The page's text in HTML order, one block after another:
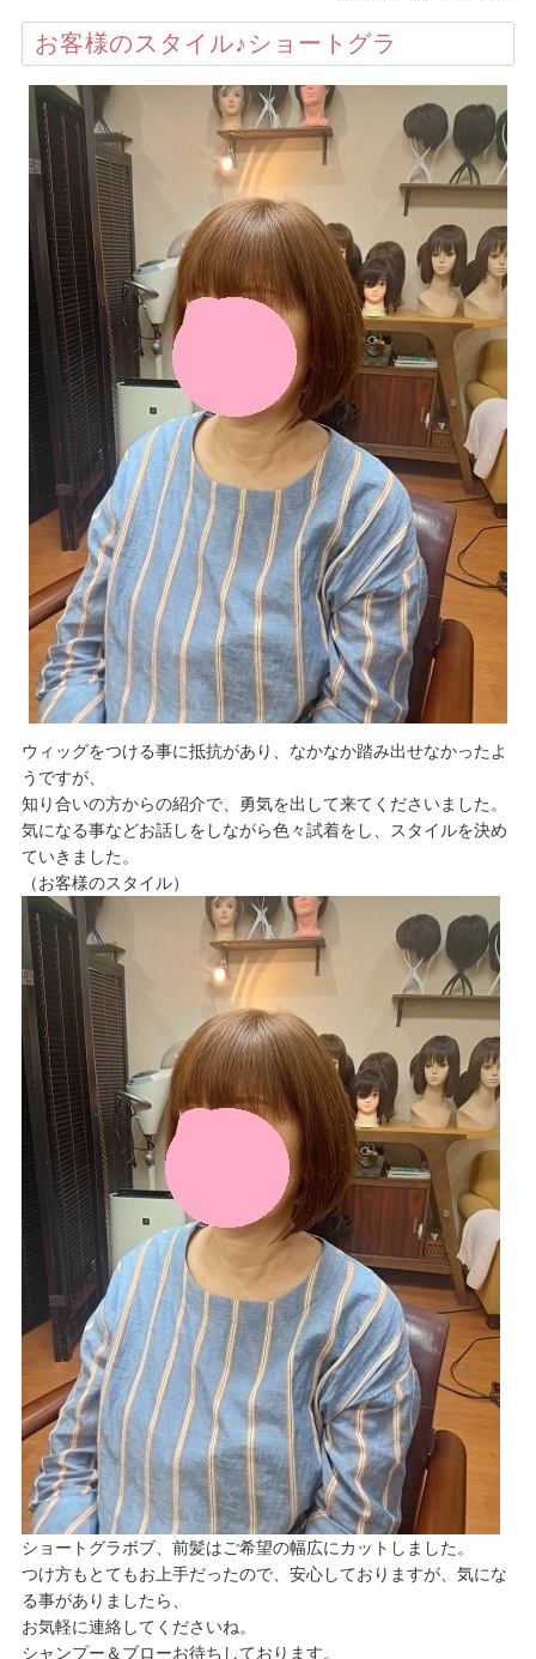
お客様のスタイル♪ショートグラ
ウィッグをつける事に抵抗があり、なかなか踏み出せなかったよ
うですが、
知り合いの方からの紹介で、勇気を出して来てくださいました。
気になる事などお話しをしながら色々試着をし、スタイルを決め
ていきました。
（お客様のスタイル）
ショートグラボブ、前髪はご希望の幅広にカットしました。
つけ方もとてもお上手だったので、安心しておりますが、気にな
る事がありましたら、
お気軽に連絡してくださいね。
シャンプー＆ブローお待ちしております。